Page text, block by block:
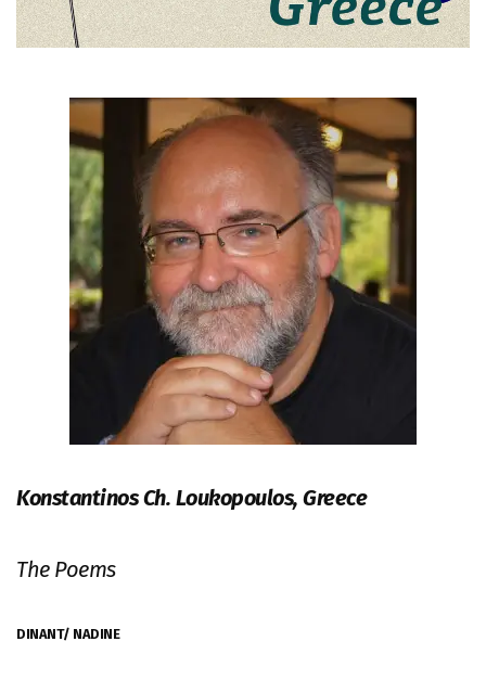
Konstantinos Ch. Loukopoulos, Greece
The Poems
DINANT/ NADINE